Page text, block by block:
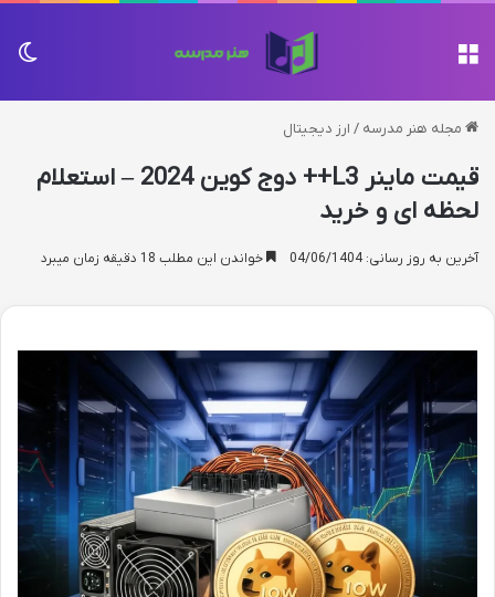
مجله هنر مدرسه / ارز دیجیتال
قیمت ماینر L3++ دوج کوین 2024 – استعلام
لحظه ای و خرید
آخرین به روز رسانی: 04/06/1404 خواندن این مطلب 18 دقیقه زمان میبرد